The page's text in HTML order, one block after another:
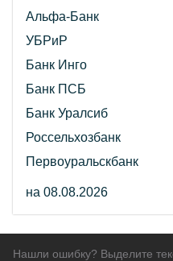
Альфа-Банк
УБРиР
Банк Инго
Банк ПСБ
Банк Уралсиб
Россельхозбанк
Первоуральскбанк
на 08.08.2026
Нашли ошибку? Выделите